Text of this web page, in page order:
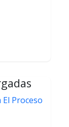
Proceso